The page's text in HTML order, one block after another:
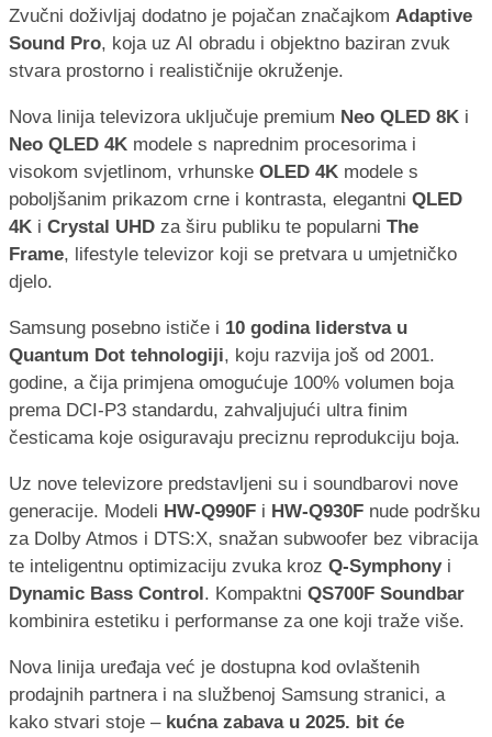
Zvučni doživljaj dodatno je pojačan značajkom Adaptive
Sound Pro, koja uz AI obradu i objektno baziran zvuk
stvara prostorno i realističnije okruženje.
Nova linija televizora uključuje premium Neo QLED 8K i
Neo QLED 4K modele s naprednim procesorima i
visokom svjetlinom, vrhunske OLED 4K modele s
poboljšanim prikazom crne i kontrasta, elegantni QLED
4K i Crystal UHD za širu publiku te popularni The
Frame, lifestyle televizor koji se pretvara u umjetničko
djelo.
Samsung posebno ističe i 10 godina liderstva u
Quantum Dot tehnologiji, koju razvija još od 2001.
godine, a čija primjena omogućuje 100% volumen boja
prema DCI-P3 standardu, zahvaljujući ultra finim
česticama koje osiguravaju preciznu reprodukciju boja.
Uz nove televizore predstavljeni su i soundbarovi nove
generacije. Modeli HW-Q990F i HW-Q930F nude podršku
za Dolby Atmos i DTS:X, snažan subwoofer bez vibracija
te inteligentnu optimizaciju zvuka kroz Q-Symphonyi
Dynamic Bass Control. Kompaktni QS700F Soundbar
kombinira estetiku i performanse za one koji traže više.
Nova linija uređaja već je dostupna kod ovlaštenih
prodajnih partnera i na službenoj Samsung stranici, a
kako stvari stoje – kućna zabava u 2025. bit će